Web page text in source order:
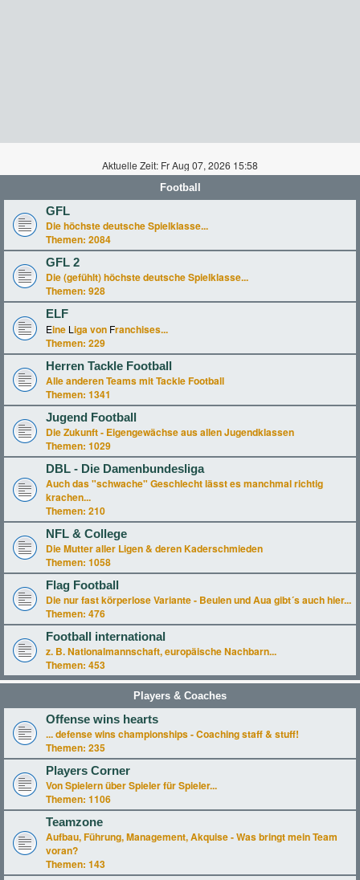
Aktuelle Zeit: Fr Aug 07, 2026 15:58
Football
GFL
Die höchste deutsche Spielklasse...
Themen: 2084
GFL 2
Die (gefühlt) höchste deutsche Spielklasse...
Themen: 928
ELF
Eine L iga von Franchises...
Themen: 229
Herren Tackle Football
Alle anderen Teams mit Tackle Football
Themen: 1341
Jugend Football
Die Zukunft - Eigengewächse aus allen Jugendklassen
Themen: 1029
DBL - Die Damenbundesliga
Auch das "schwache" Geschlecht lässt es manchmal richtig
krachen...
Themen: 210
NFL & College
Die Mutter aller Ligen & deren Kaderschmieden
Themen: 1058
Flag Football
Die nur fast körperlose Variante - Beulen und Aua gibt´s auch hier...
Themen: 476
Football international
z. B. Nationalmannschaft, europäische Nachbarn...
Themen: 453
Players & Coaches
Offense wins hearts
... defense wins championships - Coaching staff & stuff!
Themen: 235
Players Corner
Von Spielern über Spieler für Spieler...
Themen: 1106
Teamzone
Aufbau, Führung, Management, Akquise - Was bringt mein Team
voran?
Themen: 143